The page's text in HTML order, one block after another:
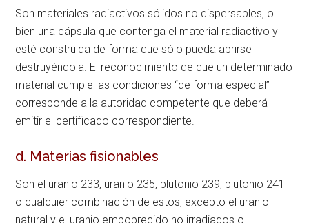
Son materiales radiactivos sólidos no dispersables, o
bien una cápsula que contenga el material radiactivo y
esté construida de forma que sólo pueda abrirse
destruyéndola. El reconocimiento de que un determinado
material cumple las condiciones “de forma especial”
corresponde a la autoridad competente que deberá
emitir el certificado correspondiente.
d. Materias fisionables
Son el uranio 233, uranio 235, plutonio 239, plutonio 241
o cualquier combinación de estos, excepto el uranio
natural y el uranio empobrecido no irradiados o